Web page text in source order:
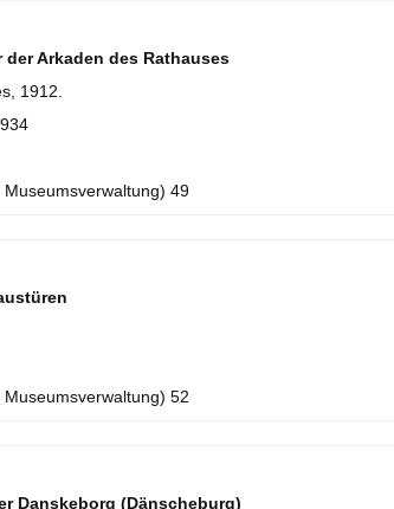
Arkaden des Rathauses
1912.
49
52
Danskeborg (Dänscheburg)